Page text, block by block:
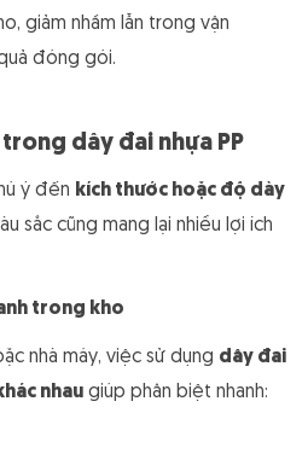
giảm nhầm lẫn trong vận
đóng gói.
dây đai nhựa PP
ý đến kích thước hoặc độ dày
sắc cũng mang lại nhiều lợi ích
trong kho
nhà máy, việc sử dụng dây đai
nhau giúp phân biệt nhanh: